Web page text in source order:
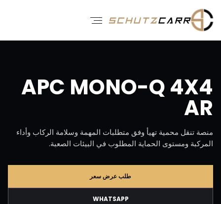
APC MONO-Q 4X4
AR
منصة تنقل محمية تهيأ وفق متطلبات المهمة وسلامة الركاب وأداء
المركبة ومستوى الحماية المطلوب في البيئات الصعبة.
طلب عرض سعر
WHATSAPP